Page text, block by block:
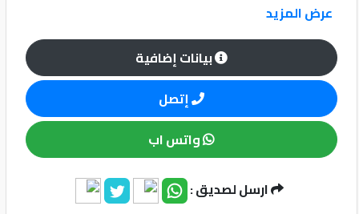
Qatar
Cars
نوافذ
نوافذ كهربائية امامية
نظام الصوت
وسائل الامان
عرض المزيد
بيانات إضافية
إتصل
واتس اب
ارسل لصديق :